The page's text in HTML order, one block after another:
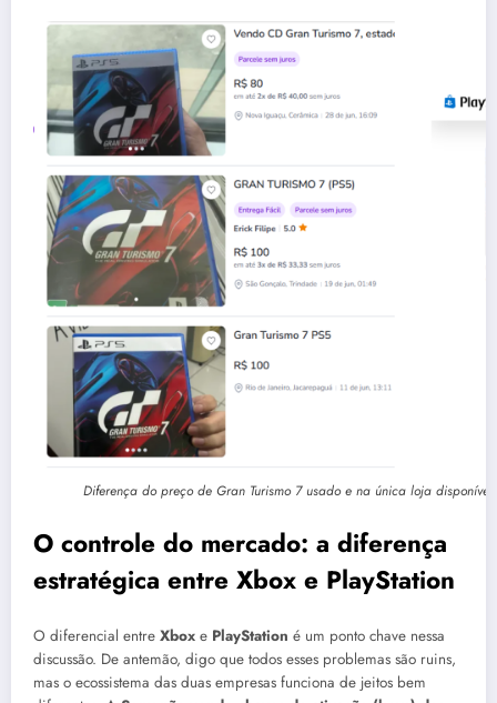
Diferença do preço de Gran Turismo 7 usado e na única loja disponível
O controle do mercado: a diferença
estratégica entre Xbox e PlayStation
O diferencial entre Xbox e PlayStation é um ponto chave nessa
discussão. De antemão, digo que todos esses problemas são ruins,
mas o ecossistema das duas empresas funciona de jeitos bem